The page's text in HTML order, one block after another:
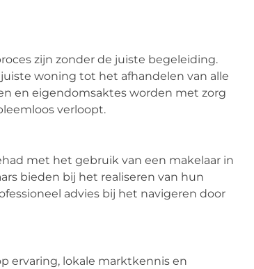
zijn zonder de juiste begeleiding.
woning tot het afhandelen van alle
en eigendomsaktes worden met zorg
verloopt.
met het gebruik van een makelaar in
bieden bij het realiseren van hun
advies bij het navigeren door
ervaring, lokale marktkennis en